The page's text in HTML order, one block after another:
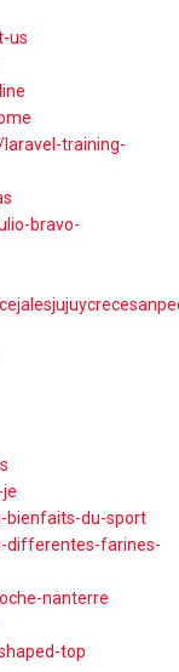
us
training-
bravo-
bienfaits-du-sport
differentes-farines-
nanterre
top